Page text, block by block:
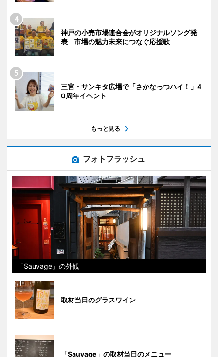
神戸の小売市場連合会がオリジナルソング発
表 市場の魅力未来につなぐ応援歌
三宮・サンキタ広場で「さかなっつハイ！」4
0周年イベント
もっと見る
フォトフラッシュ
「Sauvage」の外観
取材当日のグラスワイン
「Sauvage」の取材当日のメニュー